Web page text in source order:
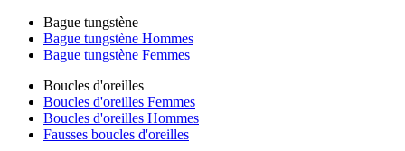
Bague tungstène
Bague tungstène Hommes
Bague tungstène Femmes
Boucles d'oreilles
Boucles d'oreilles Femmes
Boucles d'oreilles Hommes
Fausses boucles d'oreilles